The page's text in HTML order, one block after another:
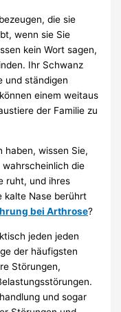
die sie
wenn sie Sie
kein Wort sagen,
Ihr Schwanz
und ständigen
einem weitaus
der Familie zu
haben, wissen Sie,
die
ruht, und ihres
kalte Nase berührt
bei Arthrose?
jeden jeden
der häufigsten
Störungen,
und sogar